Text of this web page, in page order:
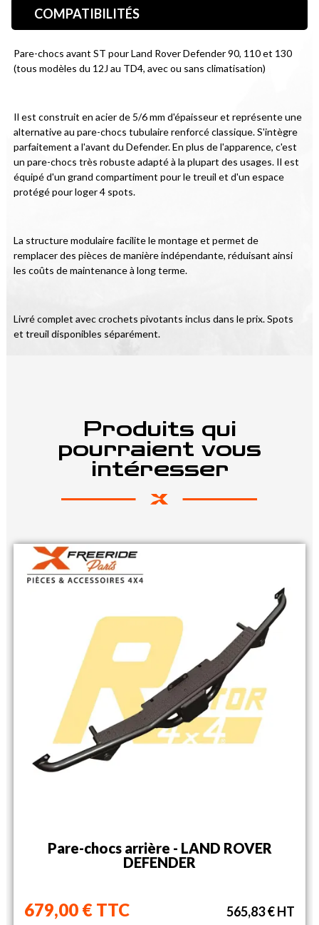
COMPATIBILITÉS
Pare-chocs avant ST pour Land Rover Defender 90, 110 et 130
(tous modèles du 12J au TD4, avec ou sans climatisation)
Il est construit en acier de 5/6 mm d'épaisseur et représente une
alternative au pare-chocs tubulaire renforcé classique. S'intègre
parfaitement a l'avant du Defender. En plus de l'apparence, c'est
un pare-chocs très robuste adapté à la plupart des usages. Il est
équipé d'un grand compartiment pour le treuil et d'un espace
protégé pour loger 4 spots.
La structure modulaire facilite le montage et permet de
remplacer des pièces de manière indépendante, réduisant ainsi
les coûts de maintenance à long terme.
Livré complet avec crochets pivotants inclus dans le prix. Spots
et treuil disponibles séparément.
Produits qui
pourraient vous
intéresser
Pare-chocs arrière - LAND ROVER
DEFENDER
679,00 € TTC 565,83 € HT